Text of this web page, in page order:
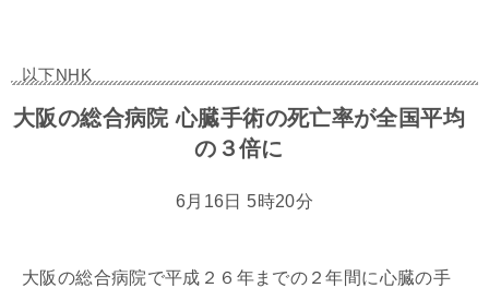
以下NHK
大阪の総合病院 心臓手術の死亡率が全国平均
の３倍に
6月16日 5時20分
大阪の総合病院で平成２６年までの２年間に心臓の手